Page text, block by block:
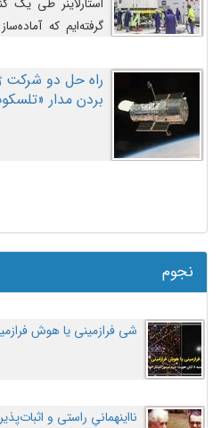
استارلاینر طی یک
گرفته‌ایم که
اصلاح کنیم.
راه حل دو شرکت
بردن مدار
نجوم
شی فرازمینی یا هوش
نااینهمانیِ راستی و